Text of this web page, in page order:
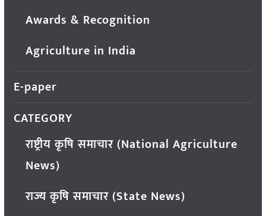
Awards & Recognition
Agriculture in India
E-paper
CATEGORY
राष्ट्रीय कृषि समाचार (National Agriculture
News)
राज्य कृषि समाचार (State News)